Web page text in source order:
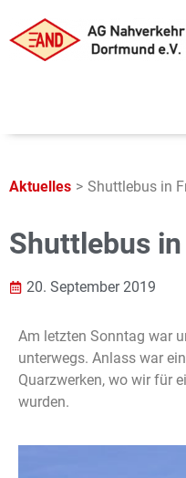
Aktuelles > Shuttlebus in
Shuttlebus
20. September 2019
Am letzten Sonntag war
unterwegs. Anlass war
Quarzwerken, wo wir für
wurden.